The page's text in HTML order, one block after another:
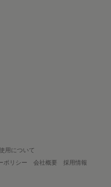
用について
ポリシー 会社概要
採用情報